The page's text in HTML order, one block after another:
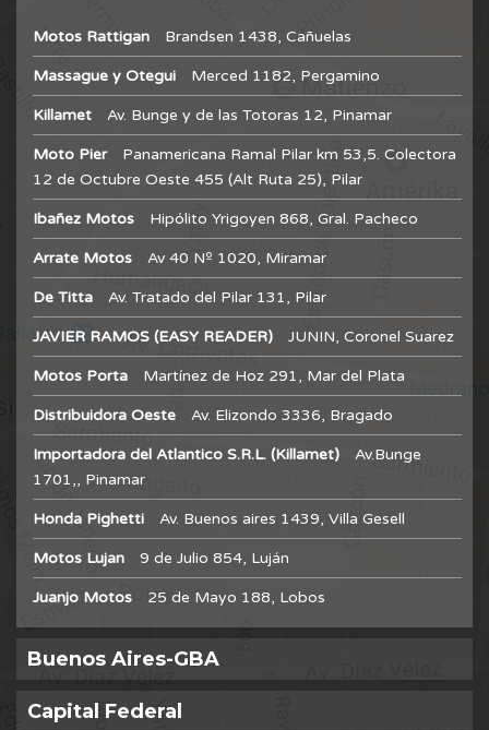
Motos Rattigan Brandsen 1438, Cañuelas
Massague y Otegui Merced 1182, Pergamino
Killamet Av. Bunge y de las Totoras 12, Pinamar
Moto Pier
Panamericana Ramal Pilar km 53,5. Colectora
12 de Octubre Oeste 455 (Alt Ruta 25), Pilar
Ibañez Motos Hipólito Yrigoyen 868, Gral. Pacheco
Arrate Motos Av 40 Nº 1020, Miramar
De Titta Av. Tratado del Pilar 131, Pilar
JAVIER RAMOS (EASY READER) JUNIN, Coronel Suarez
Motos Porta Martínez de Hoz 291, Mar del Plata
Distribuidora Oeste Av. Elizondo 3336, Bragado
Importadora del Atlantico S.R.L. (Killamet)
Av.Bunge
1701,, Pinamar
Honda Pighetti Av. Buenos aires 1439, Villa Gesell
Motos Lujan 9 de Julio 854, Luján
Juanjo Motos 25 de Mayo 188, Lobos
Buenos Aires-GBA
Capital Federal